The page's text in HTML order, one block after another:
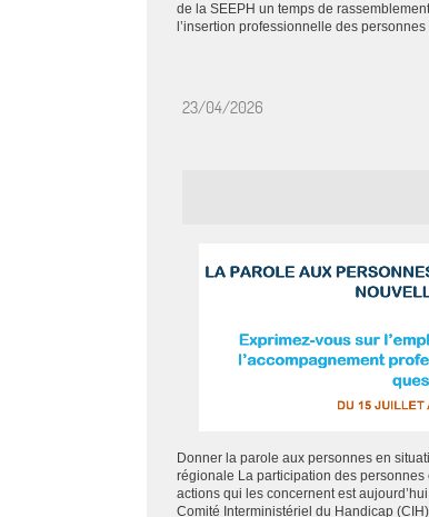
de la SEEPH un temps de
l’insertion professionnelle des
23/04/2026
Donner la parole aux personnes en
régionale La participation des
actions qui les concernent est
Comité Interministériel du Handicap